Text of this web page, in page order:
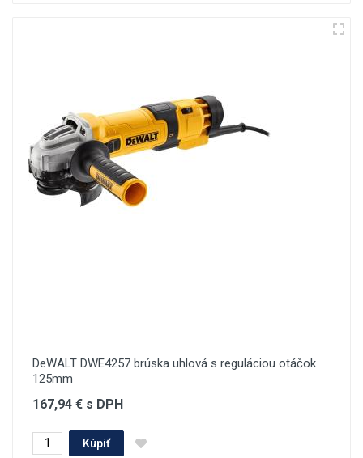
DeWALT DWE4257 brúska uhlová s reguláciou otáčok
125mm
167,94 € s DPH
Kúpiť